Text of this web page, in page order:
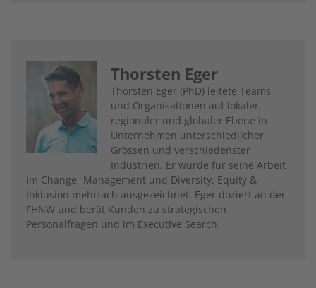
Thorsten Eger
Thorsten Eger (PhD) leitete Teams
und Organisa­tionen auf lokaler,
regionaler und globaler Ebene in
Unternehmen unterschied­licher
Grössen und verschiedenster
Industrien. Er wurde für seine Arbeit
im Change- Management und Diversity, Equity &
Inklusion mehrfach ausgezeichnet. Eger doziert an der
FHNW und berät Kunden zu strategischen
Personalfragen und im Executive Search.